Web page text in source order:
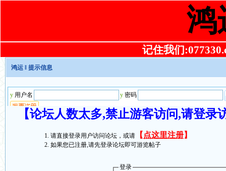
鸿
记住我们
鸿运 ‖ 提示信息
【论坛人数太多,禁止游客访问,请登
请直接登录用户访问论坛，或请 【 点这里注册】
如果您已注册,请先登录论坛即可游览帖子
登录